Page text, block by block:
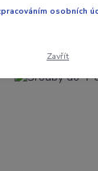
drážekosobních
Zavřít